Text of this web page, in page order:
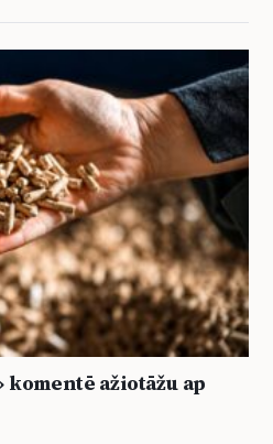
komentē ažiotāžu ap